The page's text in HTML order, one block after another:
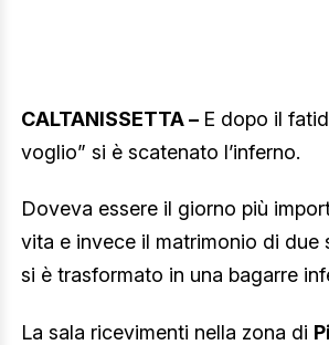
CALTANISSETTA – E dopo il
voglio” si è scatenato l’inferno.
Doveva essere il giorno più
vita e invece il matrimonio di due
si è trasformato in una bagarre
La sala ricevimenti nella zona di